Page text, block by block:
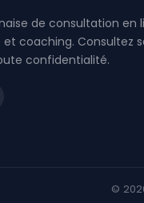
de consultation en
coaching. Consultez
confidentialité.
©